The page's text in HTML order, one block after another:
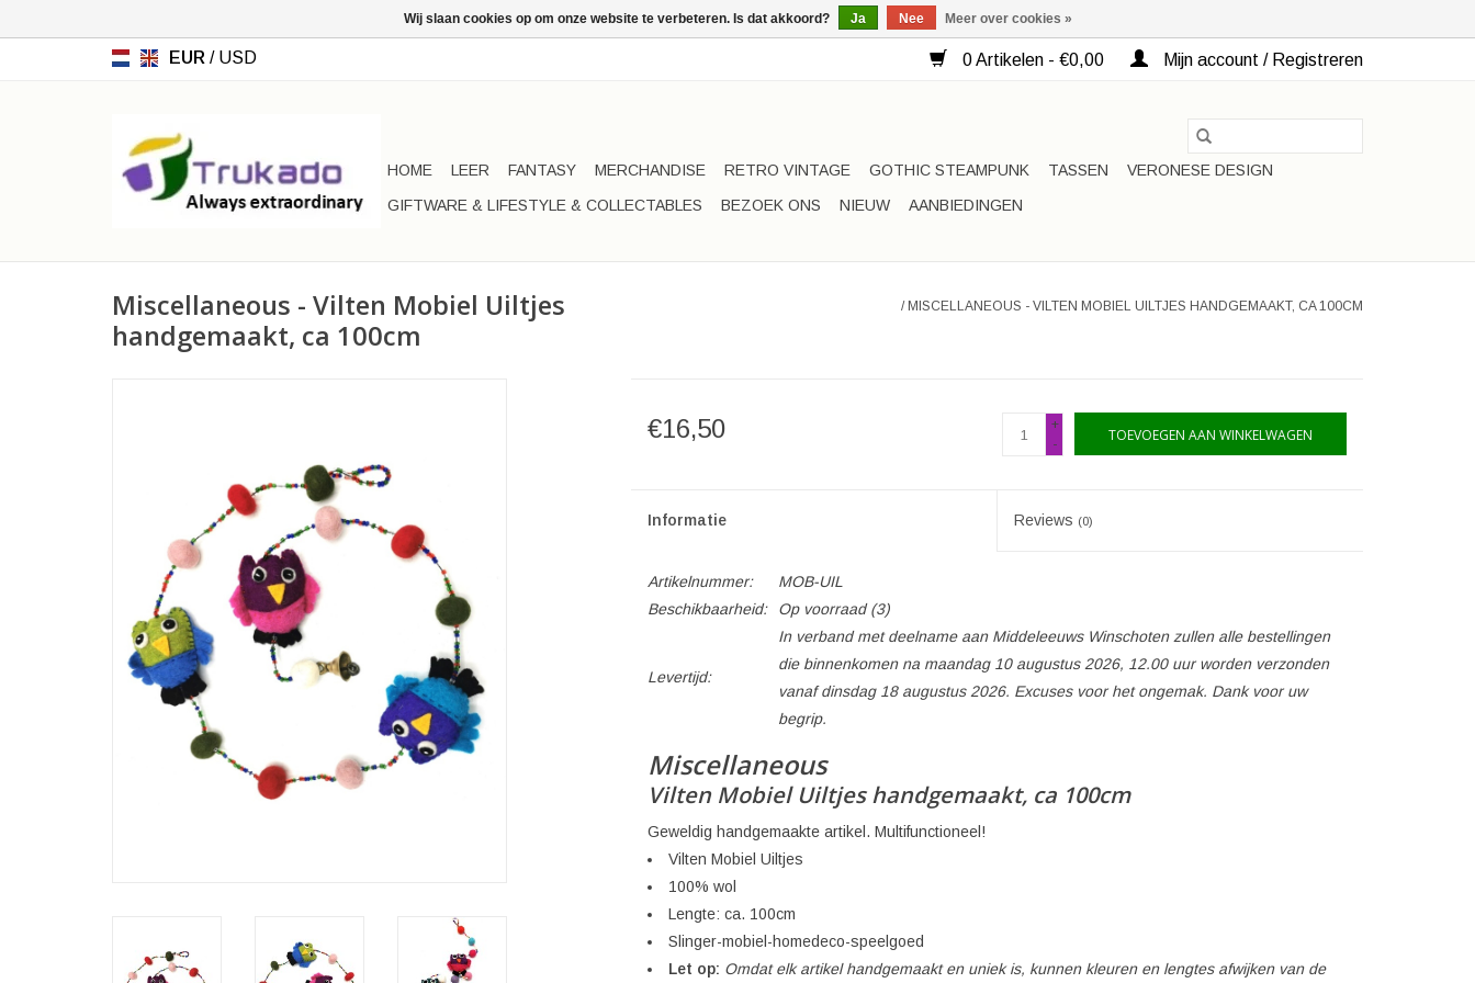
EUR / USD 0 Artikelen - €0,00 Mijn account / Registreren
HOME LEER FANTASY MERCHANDISE RETRO VINTAGE GOTHIC STEAMPUNK TASSEN
VERONESE DESIGN
GIFTWARE & LIFESTYLE & COLLECTABLES
BEZOEK ONS NIEUW AANBIEDINGEN
Miscellaneous - Vilten Mobiel Uiltjes
handgemaakt, ca 100cm
/ MISCELLANEOUS - VILTEN MOBIEL UILTJES HANDGEMAAKT, CA 100CM
€16,50
+
-
TOEVOEGEN AAN WINKELWAGEN
Informatie Reviews (0)
Artikelnummer:
MOB-UIL
Beschikbaarheid:
Op voorraad(3)
Levertijd:
In verband met deelname aan Middeleeuws Winschoten zullen alle bestellingen
die binnenkomen na maandag 10 augustus 2026, 12.00 uur worden verzonden
vanaf dinsdag 18 augustus 2026. Excuses voor het ongemak. Dank voor uw
begrip.
Miscellaneous
Vilten Mobiel Uiltjes handgemaakt, ca 100cm
Geweldig handgemaakte artikel. Multifunctioneel!
Vilten Mobiel Uiltjes
100% wol
Lengte: ca. 100cm
Slinger-mobiel-homedeco-speelgoed
Let op: Omdat elk artikel handgemaakt en uniek is, kunnen kleuren en lengtes afwijken van de
Wij slaan cookies op om onze website te verbeteren. Is dat akkoord? Ja Nee Meer over cookies »